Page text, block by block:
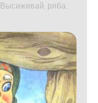
ряба,